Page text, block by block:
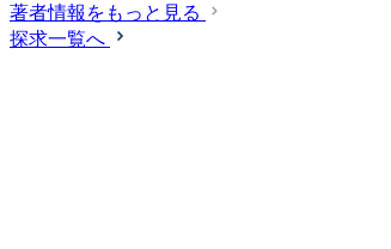
著者情報をもっと見る
探求一覧へ